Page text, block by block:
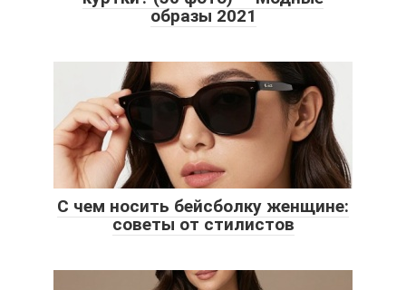
образы 2021
С чем носить бейсболку женщине:
советы от стилистов